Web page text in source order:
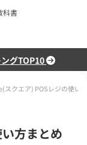
科書
グTOP10
スクエア) POSレジの使い
方まとめ